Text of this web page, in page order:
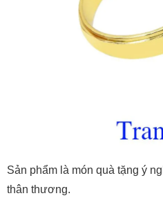
Sản phẩm là món quà tặng ý
thân thương.